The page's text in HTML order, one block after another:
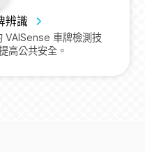
辨識
VAISense 車牌檢測技
高公共安全。